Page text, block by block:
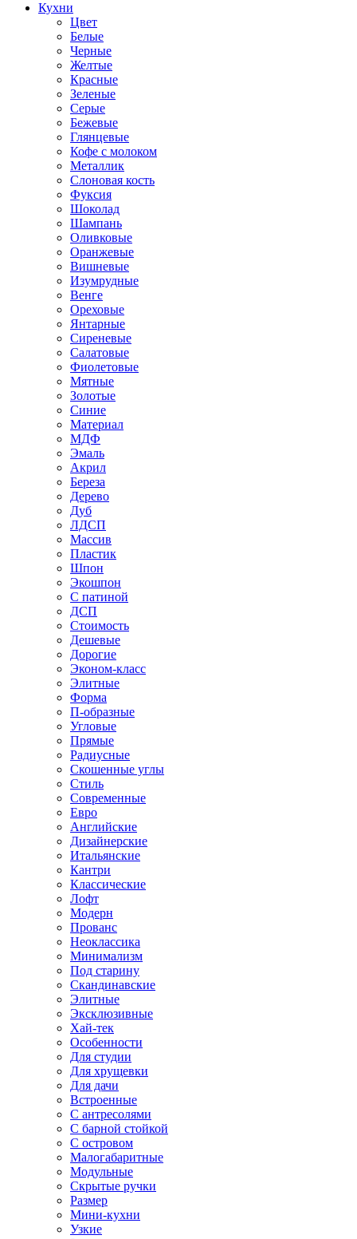
Кухни
Цвет
Белые
Черные
Желтые
Красные
Зеленые
Серые
Бежевые
Глянцевые
Кофе с молоком
Металлик
Слоновая кость
Фуксия
Шоколад
Шампань
Оливковые
Оранжевые
Вишневые
Изумрудные
Венге
Ореховые
Янтарные
Сиреневые
Салатовые
Фиолетовые
Мятные
Золотые
Синие
Материал
МДФ
Эмаль
Акрил
Береза
Дерево
Дуб
ЛДСП
Массив
Пластик
Шпон
Экошпон
С патиной
ДСП
Стоимость
Дешевые
Дорогие
Эконом-класс
Элитные
Форма
П-образные
Угловые
Прямые
Радиусные
Скошенные углы
Стиль
Современные
Евро
Английские
Дизайнерские
Итальянские
Кантри
Классические
Лофт
Модерн
Прованс
Неоклассика
Минимализм
Под старину
Скандинавские
Элитные
Эксклюзивные
Хай-тек
Особенности
Для студии
Для хрущевки
Для дачи
Встроенные
С антресолями
С барной стойкой
С островом
Малогабаритные
Модульные
Скрытые ручки
Размер
Мини-кухни
Узкие